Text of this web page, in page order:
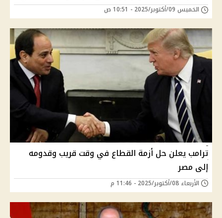
الخميس 09/أكتوبر/2025 - 10:51 ص
ترامب يعلن حل أزمة القطاع في وقت قريب وقدومه
إلى مصر
الأربعاء 08/أكتوبر/2025 - 11:46 م